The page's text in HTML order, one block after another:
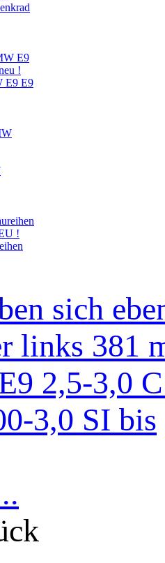
E9 E9
sich